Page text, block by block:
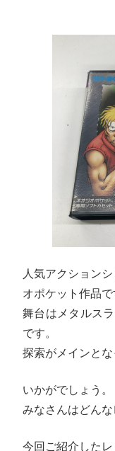
人気アクション
オポケット作品で
舞台はメタルス
です。
探索がメインとな
いかがでしょう。
みなさんはどん
今回ご紹介した